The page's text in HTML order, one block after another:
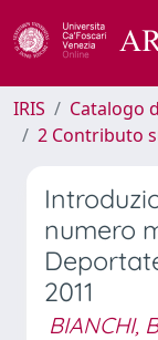
IRIS
Catalogo
2 Contributo
numero
2011
BIANCHI,